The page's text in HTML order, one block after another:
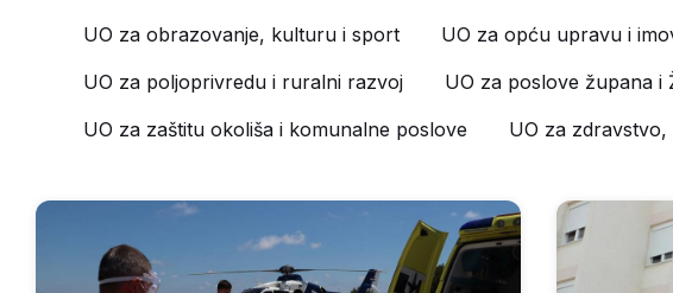
UO za obrazovanje, kulturu i sport
UO za opću upravu i
UO za poljoprivredu i ruralni razvoj
UO za poslove župana i
UO za zaštitu okoliša i komunalne poslove
UO za zdravstvo,